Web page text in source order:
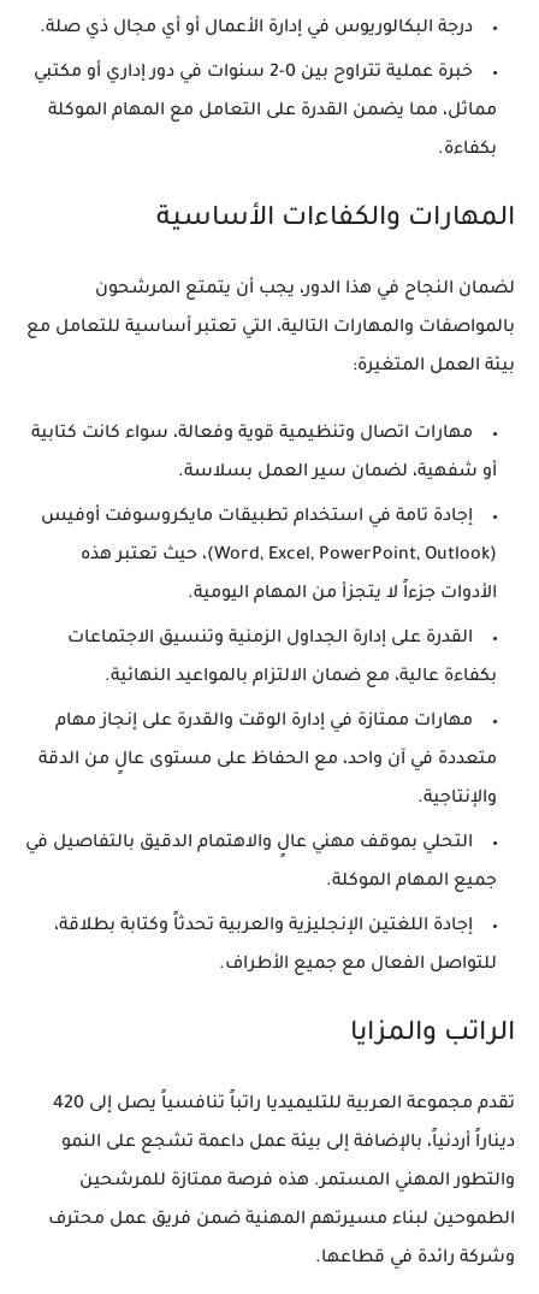
درجة البكالوريوس في إدارة الأعمال أو أي مجال ذي صلة.
خبرة عملية تتراوح بين 0-2 سنوات في دور إداري أو مكتبي
مماثل، مما يضمن القدرة على التعامل مع المهام الموكلة
بكفاءة.
المهارات والكفاءات الأساسية
لضمان النجاح في هذا الدور، يجب أن يتمتع المرشحون
بالمواصفات والمهارات التالية، التي تعتبر أساسية للتعامل مع
بيئة العمل المتغيرة:
مهارات اتصال وتنظيمية قوية وفعالة، سواء كانت كتابية
أو شفهية، لضمان سير العمل بسلاسة.
إجادة تامة في استخدام تطبيقات مايكروسوفت أوفيس
(Word, Excel, PowerPoint, Outlook)، حيث تعتبر هذه
الأدوات جزءاً لا يتجزأ من المهام اليومية.
القدرة على إدارة الجداول الزمنية وتنسيق الاجتماعات
بكفاءة عالية، مع ضمان الالتزام بالمواعيد النهائية.
مهارات ممتازة في إدارة الوقت والقدرة على إنجاز مهام
متعددة في آن واحد، مع الحفاظ على مستوى عالٍ من الدقة
والإنتاجية.
التحلي بموقف مهني عالٍ والاهتمام الدقيق بالتفاصيل في
جميع المهام الموكلة.
إجادة اللغتين الإنجليزية والعربية تحدثاً وكتابة بطلاقة،
للتواصل الفعال مع جميع الأطراف.
الراتب والمزايا
تقدم مجموعة العربية للتليميديا راتباً تنافسياً يصل إلى 420
ديناراً أردنياً، بالإضافة إلى بيئة عمل داعمة تشجع على النمو
والتطور المهني المستمر. هذه فرصة ممتازة للمرشحين
الطموحين لبناء مسيرتهم المهنية ضمن فريق عمل محترف
وشركة رائدة في قطاعها.